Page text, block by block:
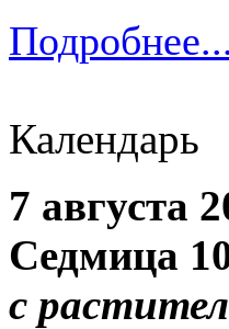
Подробнее...
Календарь
7 августа
Седмица
с